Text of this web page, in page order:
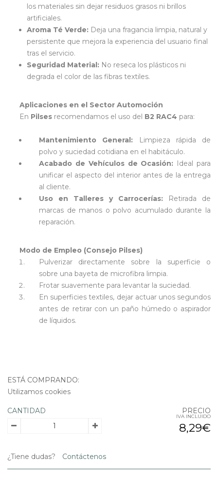
los materiales sin dejar residuos grasos ni brillos
artificiales.
Aroma Té Verde: Deja una fragancia limpia, natural y
persistente que mejora la experiencia del usuario final
tras el servicio.
Seguridad Material: No reseca los plásticos ni
degrada el color de las fibras textiles.
Aplicaciones en el Sector Automoción
En Pilses recomendamos el uso del B2 RAC4 para:
Mantenimiento General: Limpieza rápida de
polvo y suciedad cotidiana en el habitáculo.
Acabado de Vehículos de Ocasión: Ideal para
unificar el aspecto del interior antes de la entrega
al cliente.
Uso en Talleres y Carrocerías: Retirada de
marcas de manos o polvo acumulado durante la
reparación.
Modo de Empleo (Consejo Pilses)
Pulverizar directamente sobre la superficie o
sobre una bayeta de microfibra limpia.
Frotar suavemente para levantar la suciedad.
En superficies textiles, dejar actuar unos segundos
antes de retirar con un paño húmedo o aspirador
de líquidos.
ESTÁ COMPRANDO:
Utilizamos cookies
CANTIDAD PRECIO
IVA INCLUIDO
8,29€
¿Tiene dudas? Contáctenos